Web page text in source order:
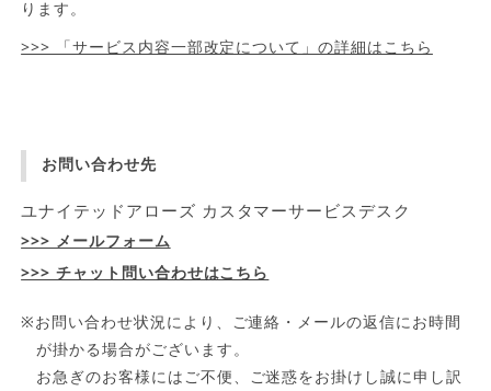
ります。
>>> 「サービス内容一部改定について」の詳細はこちら
お問い合わせ先
ユナイテッドアローズ カスタマーサービスデスク
>>> メールフォーム
>>> チャット問い合わせはこちら
※お問い合わせ状況により、ご連絡・メールの返信にお時間
が掛かる場合がございます。
お急ぎのお客様にはご不便、ご迷惑をお掛けし誠に申し訳